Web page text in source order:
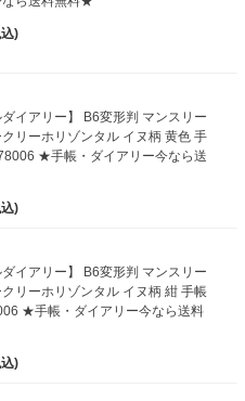
)
ダイアリー】 B6変形判 マンスリー
リーホリゾンタル イヌ柄 黄色 手
★手帳・ダイアリー今なら送
)
ダイアリー】 B6変形判 マンスリー
リーホリゾンタル イヌ柄 紺 手帳
★手帳・ダイアリー今なら送料
)